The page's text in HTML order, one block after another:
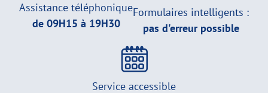
Assistance téléphonique
de 09H15 à 19H30
Formulaires intelligents :
pas d'erreur possible
Service accessible